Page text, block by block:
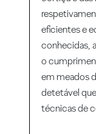
eficientes e
conhecidas,
o
em meados
detetável
técnicas de